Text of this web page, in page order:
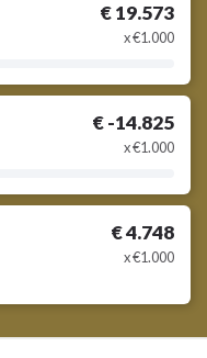
€ 19.573
x €1.000
€ -14.825
x €1.000
€ 4.748
x €1.000